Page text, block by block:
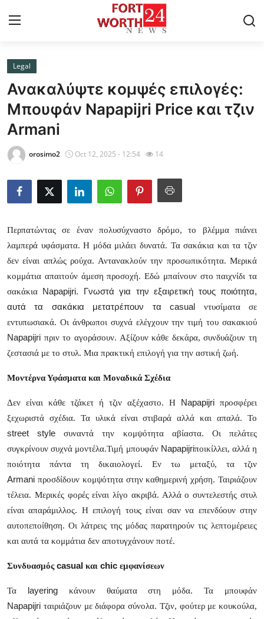
Home
Contact
Press Release
Privacy Policy
About
Submit Press Release
Health
Guest Posting
Advertise with US
Finance
Tech
Real Estate
General
Top 10
How To
Support Number
Legal
Ανακαλύψτε κομψές επιλογές:
Μπουφάν Napapijri Price και τζιν
Armani
orosimo2 Oct 12, 2025 - 12:54 14
Περπατώντας σε έναν πολυσύχναστο δρόμο, το βλέμμα πιάνει
λαμπερά υφάσματα. Η μόδα μιλάει δυνατά. Τα σακάκια και τα τζιν
δεν είναι απλώς ρούχα. Αντανακλούν την προσωπικότητα. Μερικά
κομμάτια απαιτούν άμεση προσοχή. Εδώ μπαίνουν στο παιχνίδι τα
σακάκια Napapijri. Γνωστά για την εξαιρετική τους ποιότητα,
αυτά τα σακάκια μετατρέπουν ταcasual
ντυσίματα σε
εντυπωσιακά. Οι άνθρωποι συχνά ελέγχουν την τιμή του σακακιού
Napapijri πριν το αγοράσουν. Αξίζουν κάθε δεκάρα, συνδυάζουν τη
ζεστασιά με το στυλ. Μια πρακτική επιλογή για την αστική ζωή.
Μοντέρνα Υφάσματα και Μοναδικά Σχέδια
Δεν είναι κάθε τζάκετ ή τζιν αξέχαστο. Η Napapijri προσφέρει
ξεχωριστά σχέδια. Τα υλικά είναι στιβαρά αλλά και απαλά. Το
street style
συναντά την κομψότητα αβίαστα. Οι πελάτες
συγκρίνουν συχνά μοντέλα.Τιμή μπουφάν Napapijriποικίλλει, αλλά η
ποιότητα πάντα τη δικαιολογεί. Εν τω μεταξύ, τα τζιν
Armani προσδίδουν κομψότητα στην καθημερινή χρήση. Ταιριάζουν
τέλεια. Μερικές φορές είναι λίγο ακριβά. Αλλά ο συντελεστής στυλ
είναι απαράμιλλος. Η επιλογή τους είναι σαν να επενδύουν στην
αυτοπεποίθηση. Οι λάτρεις της μόδας παρατηρούν τις λεπτομέρειες
και αυτά τα κομμάτια δεν αποτυγχάνουν ποτέ.
Συνδυασμόςcasual και chic εμφανίσεων
Τα layering κάνουν θαύματα στη μόδα. Τα μπουφάν
Napapijri ταιριάζουν με διάφορα σύνολα. Τζιν, φούτερ με κουκούλα,